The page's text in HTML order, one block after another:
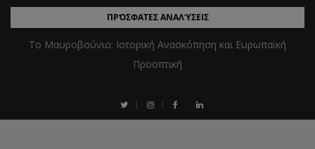
ΠΡΌΣΦΑΤΕΣ ΑΝΑΛΎΣΕΙΣ
Το Μαυροβούνιο: Ιστορική Ανασκόπηση και Ευρωπαϊκή
Προοπτική